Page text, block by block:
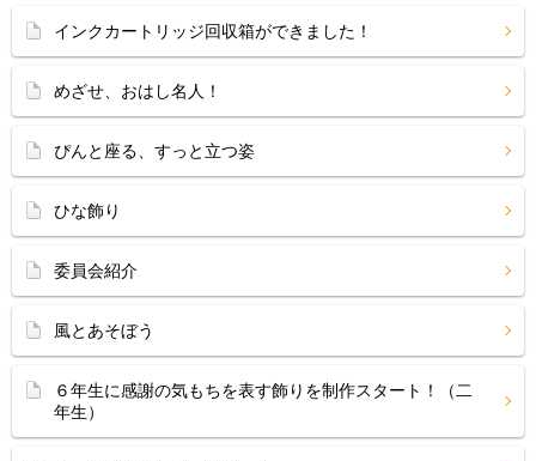
インクカートリッジ回収箱ができました！
めざせ、おはし名人！
ぴんと座る、すっと立つ姿
ひな飾り
委員会紹介
風とあそぼう
６年生に感謝の気もちを表す飾りを制作スタート！（二
年生）